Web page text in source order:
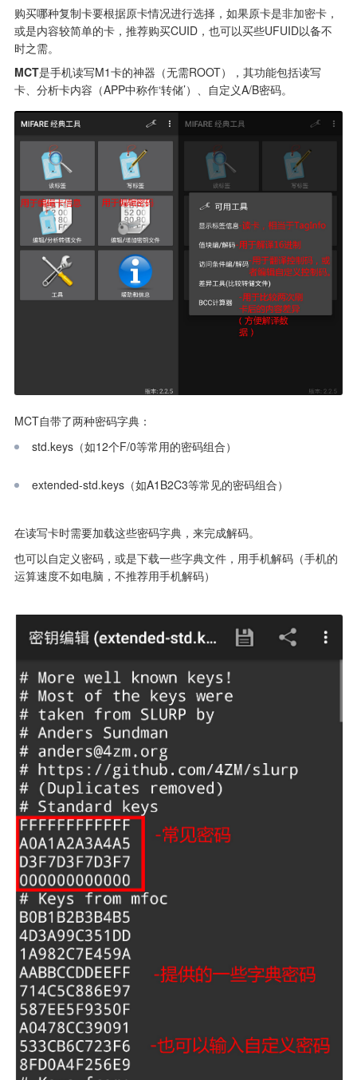
购买哪种复制卡要根据原卡情况进行选择，如果原卡是非加密卡，
或是内容较简单的卡，推荐购买CUID，也可以买些UFUID以备不
时之需。
MCT是手机读写M1卡的神器（无需ROOT），其功能包括读写
卡、分析卡内容（APP中称作‘转储’）、自定义A/B密码。
MCT自带了两种密码字典：
std.keys（如12个F/0等常用的密码组合）
extended-std.keys（如A1B2C3等常见的密码组合）
在读写卡时需要加载这些密码字典，来完成解码。
也可以自定义密码，或是下载一些字典文件，用手机解码（手机的
运算速度不如电脑，不推荐用手机解码）